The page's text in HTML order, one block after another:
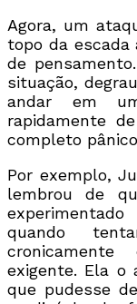
Agora, um
topo da escada
de
situação,
andar em
rapidamente
completo
Por exemplo,
lembrou de
quando
cronicamente
exigente. Ela o
que pudesse